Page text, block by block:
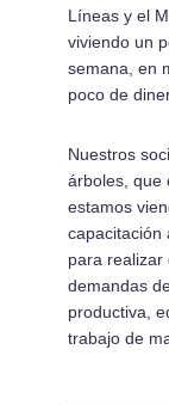
Líneas y el
viviendo un
semana, en
poco de
Nuestros
árboles, que
estamos
capacitación
para
demandas
productiva,
trabajo de